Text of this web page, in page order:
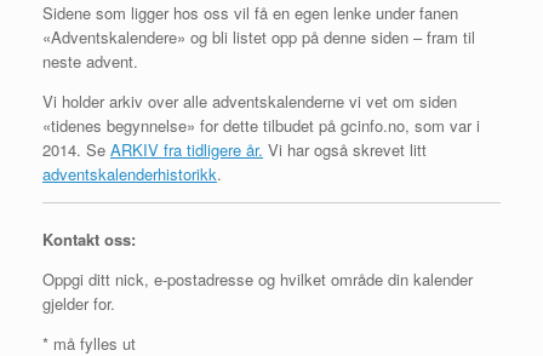
Sidene som ligger hos oss vil få en egen lenke under fanen
«Adventskalendere» og bli listet opp på denne siden – fram til
neste advent.
Vi holder arkiv over alle adventskalenderne vi vet om siden
«tidenes begynnelse» for dette tilbudet på gcinfo.no, som var i
2014. Se ARKIV fra tidligere år. Vi har også skrevet litt
adventskalenderhistorikk.
Kontakt oss:
Oppgi ditt nick, e-postadresse og hvilket område din kalender
gjelder for.
* må fylles ut